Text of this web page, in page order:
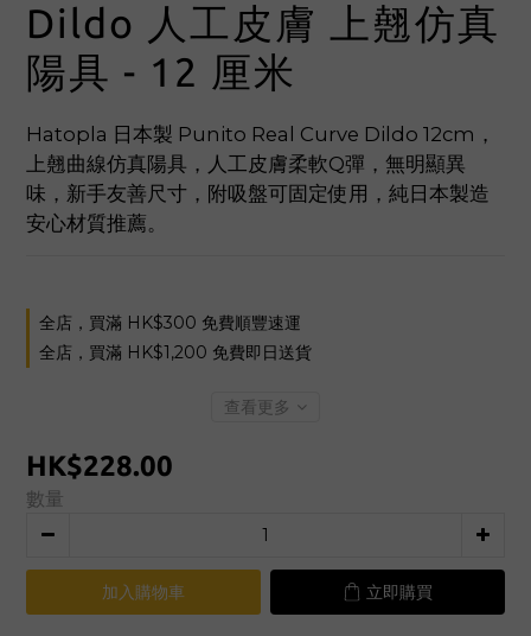
Dildo 人工皮膚 上翹仿真
陽具 - 12 厘米
Hatopla 日本製 Punito Real Curve Dildo 12cm，
上翹曲線仿真陽具，人工皮膚柔軟Q彈，無明顯異
味，新手友善尺寸，附吸盤可固定使用，純日本製造
安心材質推薦。
全店，買滿 HK$300 免費順豐速運
全店，買滿 HK$1,200 免費即日送貨
查看更多
HK$228.00
數量
加入購物車 立即購買